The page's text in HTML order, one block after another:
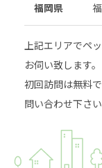
福岡県
上記エリアでペ
お伺い致します。
初回訪問は無料
問い合わせ下さい